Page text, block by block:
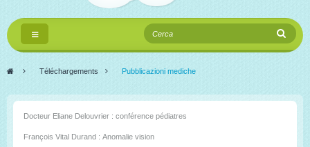
Navigazione
Toggle
> Téléchargements > Pubblicazioni mediche
Docteur Eliane Delouvrier : conférence pédiatres
François Vital Durand : Anomalie vision